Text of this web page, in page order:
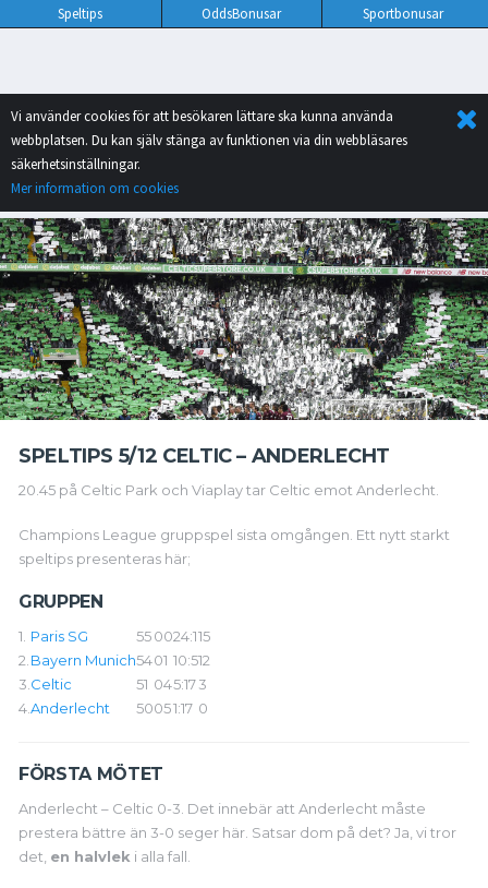
Speltips OddsBonusar Sportbonusar
Vi använder cookies för att besökaren lättare ska kunna använda
webbplatsen. Du kan själv stänga av funktionen via din webbläsares
säkerhetsinställningar.
Mer information om cookies
SPELTIPS 5/12 CELTIC – ANDERLECHT
20.45 på Celtic Park och Viaplay tar Celtic emot Anderlecht.
Champions League gruppspel sista omgången. Ett nytt starkt
speltips presenteras här;
GRUPPEN
1. Paris SG 550024:115
2. Bayern Munich5401 10:512
3. Celtic 51 045:173
4.Anderlecht 50051:17 0
FÖRSTA MÖTET
Anderlecht – Celtic 0-3. Det innebär att Anderlecht måste
prestera bättre än 3-0 seger här. Satsar dom på det? Ja, vi tror
det, en halvlek i alla fall.